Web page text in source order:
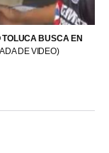
TOLUCA BUSCA EN
DE VIDEO)